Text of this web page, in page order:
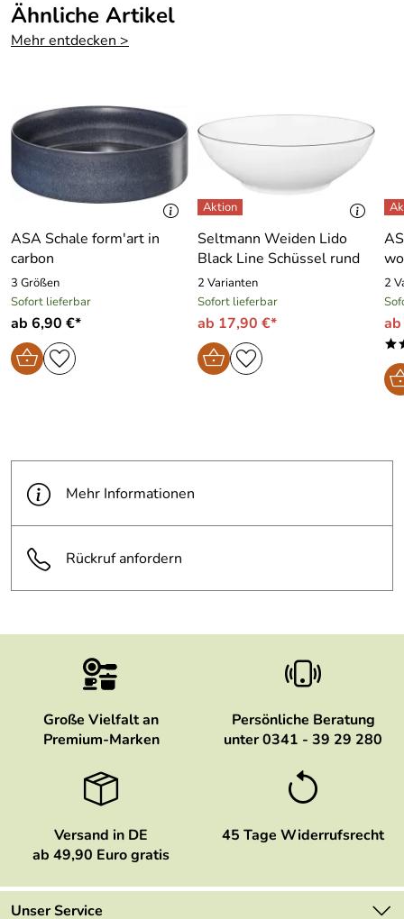
Ähnliche Artikel
Mehr entdecken >
ASA Schale form′art in
carbon
3 Größen
Sofort lieferbar
ab 6,90 €*
Seltmann Weiden Lido
Black Line Schüssel rund
2 Varianten
Sofort lieferbar
ab 17,90 €*
2
Mehr Informationen
Rückruf anfordern
Große Vielfalt an
Premium-Marken
Persönliche Beratung
unter 0341 - 39 29 280
Versand in DE
ab 49,90 Euro gratis
45 Tage Widerrufsrecht
Unser Service